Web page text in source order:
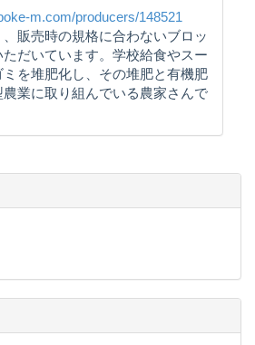
m.com/producers/148521
販売時の規格に合わないブロッ
だいています。学校給食やスー
を堆肥化し、その堆肥と有機肥
業に取り組んでいる農家さんで